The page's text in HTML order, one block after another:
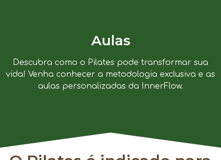
Aulas
Descubra como o Pilates pode transformar sua
vida! Venha conhecer a metodologia exclusiva e as
aulas personalizadas da InnerFlow.